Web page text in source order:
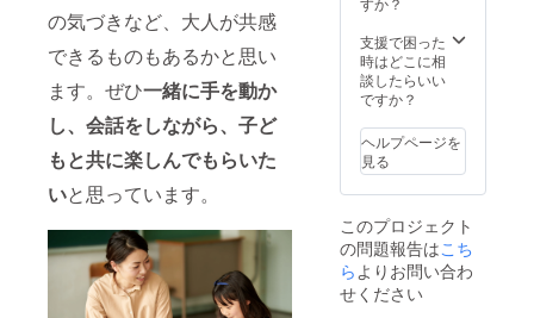
の気づきなど、大人が共感
できるものもあるかと思い
ます。ぜひ一緒に手を動か
し、会話をしながら、子ど
もと共に楽しんでもらいた
いと思っています。
遽オン
ライン
開催と
なる可
ござい
様子を
見なが
ら変更
があれ
ば早め
に、個
別にご
を事前
に発送
しま
す。 ・
境（Wi-
Sや
zoomア
定等）
は、ご
参加者
にてご
ショッ
プで使
う「家
づくり
キッ
ト」を
元にし
て製作
す。 ・
木製
キット
のサイ
ズは工
支援で困った
時はどこに相
談したらいい
ですか？
ヘルプページを
見る
このプロジェクト
の問題報告はこち
らよりお問い合わ
せください